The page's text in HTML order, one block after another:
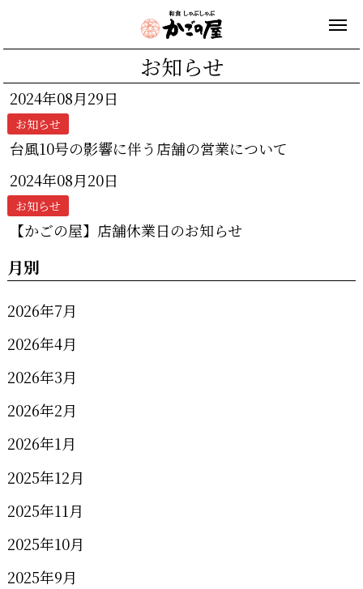
お知らせ
2024年08月29日
お知らせ
台風10号の影響に伴う店舗の営業について
2024年08月20日
お知らせ
【かごの屋】店舗休業日のお知らせ
月別
2026年7月
2026年4月
2026年3月
2026年2月
2026年1月
2025年12月
2025年11月
2025年10月
2025年9月